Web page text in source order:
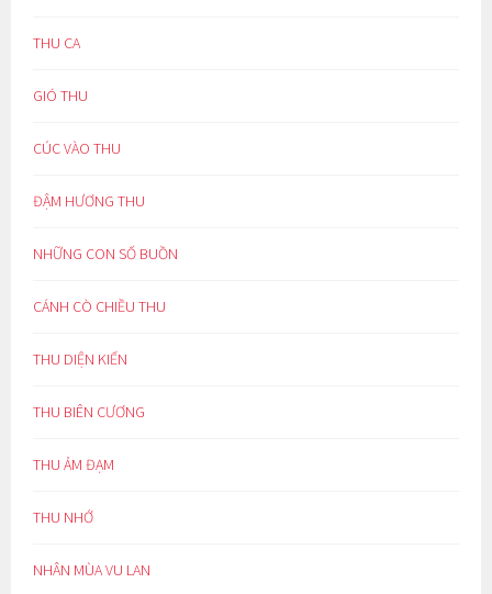
THU CA
GIÓ THU
CÚC VÀO THU
ĐẬM HƯƠNG THU
NHỮNG CON SỐ BUỒN
CÁNH CÒ CHIỀU THU
THU DIỆN KIẾN
THU BIÊN CƯƠNG
THU ẢM ĐẠM
THU NHỚ
NHÂN MÙA VU LAN